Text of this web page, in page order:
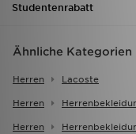
Studentenrabatt
Ähnliche Kategorien
Herren Lacoste
Herren
Herren